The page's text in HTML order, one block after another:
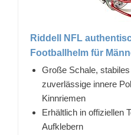
Riddell NFL
Footballhelm für
Große Schale,
zuverlässige innere
Kinnriemen
Erhältlich in offiziellen
Aufklebern